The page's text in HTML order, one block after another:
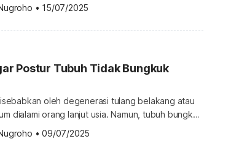
menyebabkan cedera. Mengetahui
membantu Anda berlatih lebih efektif dan aman
sering dilakukan pemula Berlatih di gym bukan
• 15/07/2025
Postur Tubuh Tidak Bungkuk
oleh degenerasi tulang belakang atau
dialami orang lanjut usia. Namun, tubuh bungkuk
karena kebiasaan sehari-hari yang tidak sehat.
olahraga yang bisa Anda coba agar postur
• 09/07/2025